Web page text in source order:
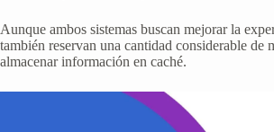
Aunque ambos sistemas buscan mejorar la
también reservan una cantidad considerable de
almacenar información en caché.